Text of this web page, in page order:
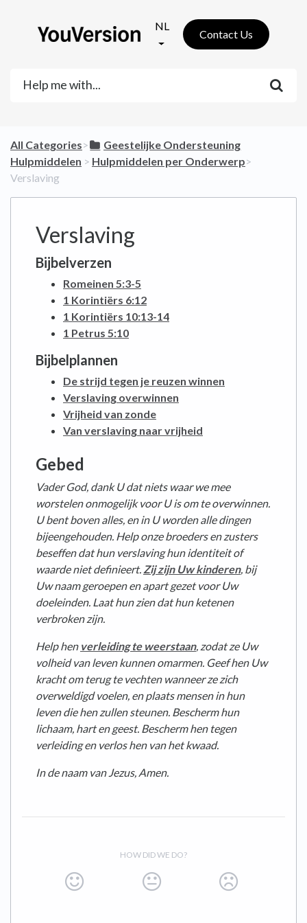
NL
Contact Us
All Categories​>​
​Geestelijke Ondersteuning
Hulpmiddelen ​ > ​ ​Hulpmiddelen per Onderwerp​>​
Verslaving
Verslaving
Bijbelverzen
Romeinen 5:3-5
1 Korintiërs 6:12
1 Korintiërs 10:13-14
1 Petrus 5:10
Bijbelplannen
De strijd tegen je reuzen winnen
Verslaving overwinnen
Vrijheid van zonde
Van verslaving naar vrijheid
Gebed
Vader God, dank U dat niets waar we mee
worstelen onmogelijk voor U is om te overwinnen.
U bent boven alles, en in U worden alle dingen
bijeengehouden. Help onze broeders en zusters
beseffen dat hun verslaving hun identiteit of
waarde niet definieert. Zij zijn Uw kinderen, bij
Uw naam geroepen en apart gezet voor Uw
doeleinden. Laat hun zien dat hun ketenen
verbroken zijn.
Help hen verleiding te weerstaan, zodat ze Uw
volheid van leven kunnen omarmen. Geef hen Uw
kracht om terug te vechten wanneer ze zich
overweldigd voelen, en plaats mensen in hun
leven die hen zullen steunen. Bescherm hun
lichaam, hart en geest. Bescherm hen tegen
verleiding en verlos hen van het kwaad.
In de naam van Jezus, Amen.
HOW DID WE DO?